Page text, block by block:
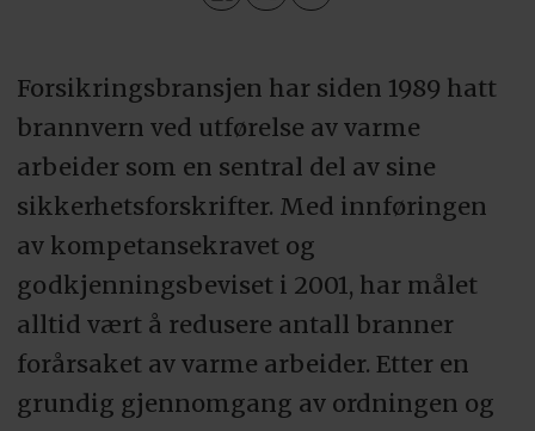
Forsikringsbransjen har siden 1989 hatt
brannvern ved utførelse av varme
arbeider som en sentral del av sine
sikkerhetsforskrifter. Med innføringen
av kompetansekravet og
godkjenningsbeviset i 2001, har målet
alltid vært å redusere antall branner
forårsaket av varme arbeider. Etter en
grundig gjennomgang av ordningen og